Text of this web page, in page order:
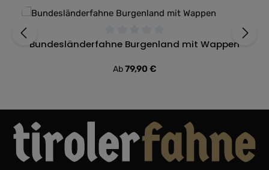
Durchschnittliche Bewertung von 0 von 5 Sternen
Bundesländerfahne Burgenland mit Wappen
Regulärer Preis:
Ab79,90 €